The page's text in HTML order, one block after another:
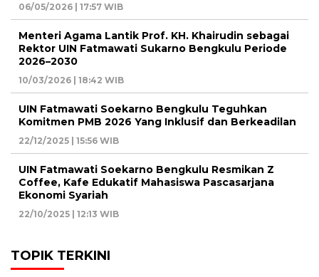
06/05/2026 | 17:57 WIB
Menteri Agama Lantik Prof. KH. Khairudin sebagai
Rektor UIN Fatmawati Sukarno Bengkulu Periode
2026–2030
10/03/2026 | 18:42 WIB
UIN Fatmawati Soekarno Bengkulu Teguhkan
Komitmen PMB 2026 Yang Inklusif dan Berkeadilan
22/12/2025 | 15:56 WIB
UIN Fatmawati Soekarno Bengkulu Resmikan Z
Coffee, Kafe Edukatif Mahasiswa Pascasarjana
Ekonomi Syariah
22/10/2025 | 12:13 WIB
TOPIK TERKINI